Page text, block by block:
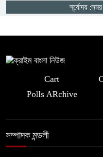
সূর্যোদয় :সময়
Cart
Polls ARchive
সম্পাদক মন্ডলী